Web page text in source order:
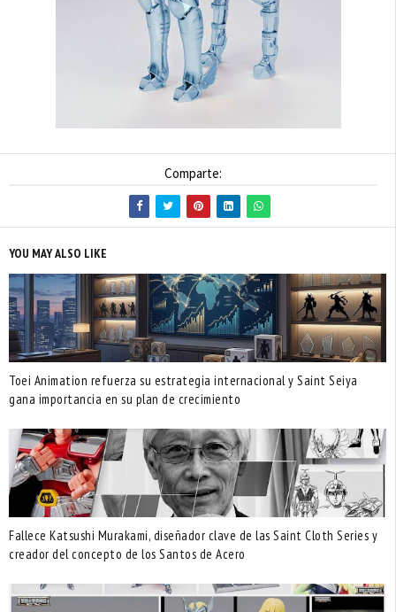
Comparte:
YOU MAY ALSO LIKE
Toei Animation refuerza su estrategia internacional y Saint Seiya
gana importancia en su plan de crecimiento
Fallece Katsushi Murakami, diseñador clave de las Saint Cloth Series y
creador del concepto de los Santos de Acero